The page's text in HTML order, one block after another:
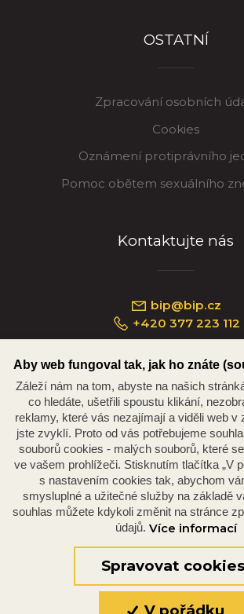
OSTATNÍ
Zpracování osobních
Cookies
Oznámení protiprávního
Pomoc obětem sexuálního
Kontaktujte nás
bip@bip.cz
+420 377 223 112
Náměstí Republiky 234/35, 301
© 2026 Oficiální stránky Plzeňské diecéze
Aby web fungoval tak, jak ho znáte
Záleží nám na tom, abyste na našich
co hledáte, ušetřili spoustu klikání,
reklamy, které vás nezajímají a viděli web v
jste zvyklí. Proto od vás potřebujeme
souborů cookies - malých souborů, které
ve vašem prohlížeči. Stisknutím tlačítka „V
s nastavením cookies tak, abychom
smysluplné a užitečné služby na základě
souhlas můžete kdykoli změnit na stránce
údajů. Více informací
Spravovat cookies
V pořádku